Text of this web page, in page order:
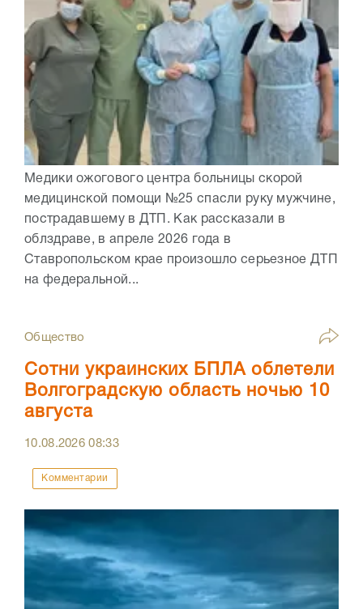
Медики ожогового центра больницы скорой
медицинской помощи №25 спасли руку мужчине,
пострадавшему в ДТП. Как рассказали в
облздраве, в апреле 2026 года в
Ставропольском крае произошло серьезное ДТП
на федеральной...
Общество
Сотни украинских БПЛА облетели
Волгоградскую область ночью 10
августа
10.08.202608:33
Комментарии